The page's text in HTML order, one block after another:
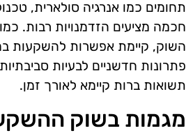
תחומים כמו אנרגיה סולארית,
חכמה מציעים הזדמנויות רבות.
השוק, קיימת אפשרות להשקעות
פתרונות חדשניים לבעיות
תשואות ברות קיימא לאורך זמן.
מגמות בשוק